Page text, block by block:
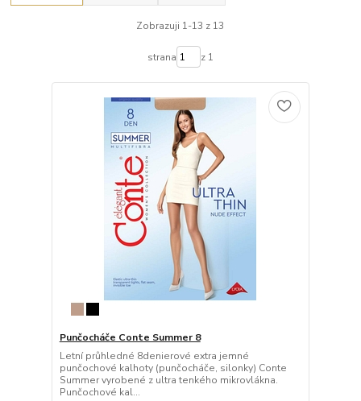
Zobrazuji 1-13 z 13
strana z 1
Punčocháče Conte Summer 8
Letní průhledné 8denierové extra jemné
punčochové kalhoty (punčocháče, silonky) Conte
Summer vyrobené z ultra tenkého mikrovlákna.
Punčochové kal...